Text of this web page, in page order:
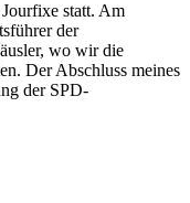
statt. Am
der
wo wir die
Der Abschluss meines
der SPD-